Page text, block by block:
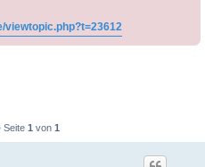
viewtopic.php?t=23612
Seite 1 von 1